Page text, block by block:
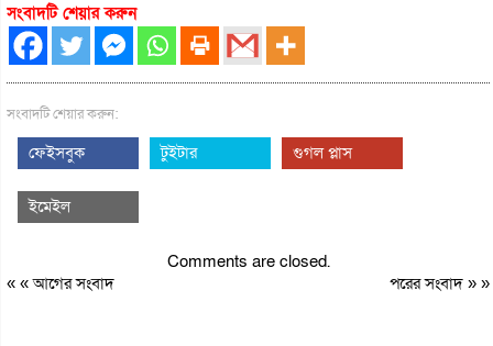
সংবাদটি শেয়ার করুন
সংবাদটি শেয়ার করুন:
ফেইসবুক টুইটার গুগল প্লাস
ইমেইল
Comments are closed.
« «আগের সংবাদ পরের সংবাদ» »